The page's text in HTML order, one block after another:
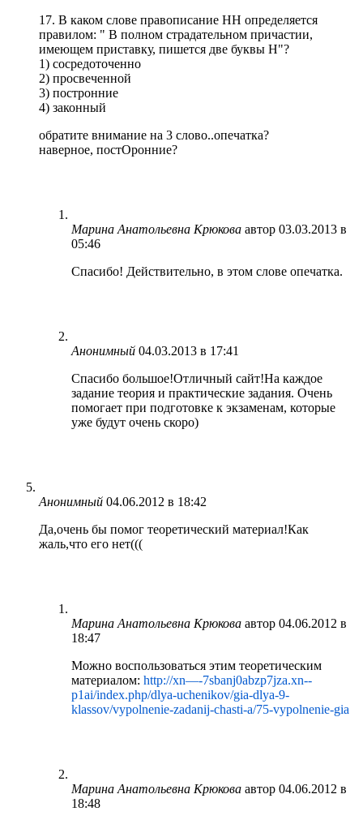
17. В каком слове правописание НН определяется
правилом: " В полном страдательном причастии,
имеющем приставку, пишется две буквы Н"?
1) сосредоточенно
2) просвеченной
3) постронние
4) законный
обратите внимание на 3 слово..опечатка?
наверное, постОронние?
Марина Анатольевна Крюкова автор 03.03.2013 в
05:46
Спасибо! Действительно, в этом слове опечатка.
Анонимный 04.03.2013 в 17:41
Спасибо большое!Отличный сайт!На каждое
задание теория и практические задания. Очень
помогает при подготовке к экзаменам, которые
уже будут очень скоро)
Анонимный 04.06.2012 в 18:42
Да,очень бы помог теоретический материал!Как
жаль,что его нет(((
Марина Анатольевна Крюкова автор 04.06.2012 в
18:47
Можно воспользоваться этим теоретическим
материалом: http://xn—-7sbanj0abzp7jza.xn--
p1ai/index.php/dlya-uchenikov/gia-dlya-9-
klassov/vypolnenie-zadanij-chasti-a/75-vypolnenie-gia
Марина Анатольевна Крюкова автор 04.06.2012 в
18:48